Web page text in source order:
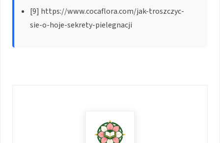
[9] https://www.cocaflora.com/jak-troszczyc-
sie-o-hoje-sekrety-pielegnacji